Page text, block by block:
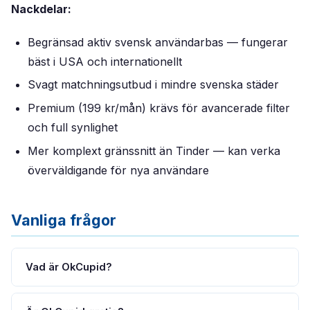
Nackdelar:
Begränsad aktiv svensk användarbas — fungerar
bäst i USA och internationellt
Svagt matchningsutbud i mindre svenska städer
Premium (199 kr/mån) krävs för avancerade filter
och full synlighet
Mer komplext gränssnitt än Tinder — kan verka
överväldigande för nya användare
Vanliga frågor
Vad är OkCupid?
OkCupid är en global dejtingapp lanserad 2004 med 22